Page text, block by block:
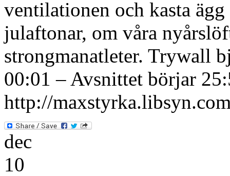
ventilationen och kasta
julaftonar, om våra
strongmanatleter. Trywall
00:01 – Avsnittet börjar
http://
dec
10